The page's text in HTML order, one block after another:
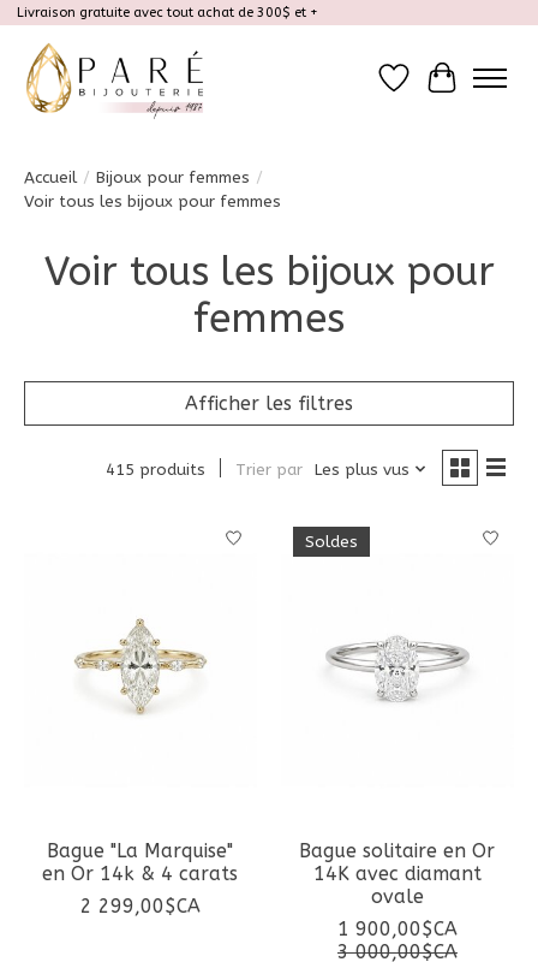
Livraison gratuite avec tout achat de 300$ et +
Liste dePanier
Accueil / Bijoux pour femmes /
Voir tous les bijoux pour femmes
Voir tous les bijoux pour
femmes
Afficher les filtres
415 produits Trier par Les plus vus
Bague "La Marquise"
en Or 14k & 4 carats
2 299,00$CA
Soldes
Bague solitaire en Or
14K avec diamant
ovale
1 900,00$CA
3 000,00$CA